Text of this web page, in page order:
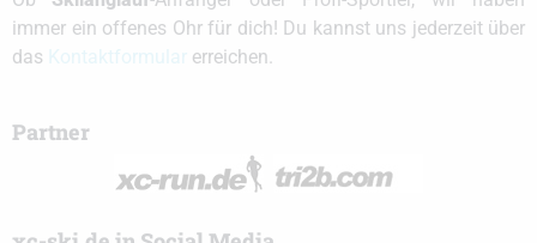
immer ein offenes Ohr für dich! Du kannst uns jederzeit über
das
erreichen.
Partner